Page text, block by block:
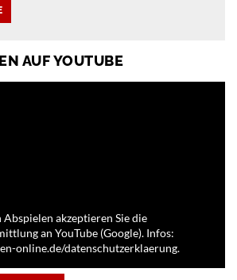
AUF YOUTUBE
Abspielen akzeptieren Sie die
an YouTube (Google). Infos:
online.de/datenschutzerklaerung.